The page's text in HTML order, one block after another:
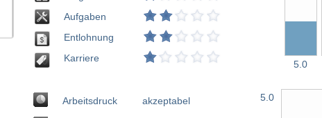
Aufgaben
Entlohnung
Karriere
5.0
Arbeitsdruck akzeptabel 5.0